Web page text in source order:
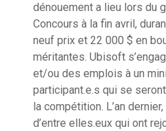
dénouement a lieu lors du
Concours à la fin avril,
neuf prix et 22 000 $ en
méritantes. Ubisoft
et/ou des emplois à un
participant.e.s qui se
la compétition. L’an
d’entre elles.eux qui ont